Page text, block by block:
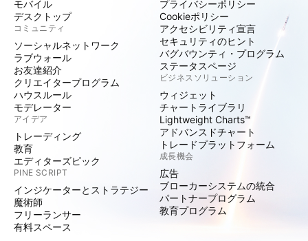
モバイル
デスクトップ
コミュニティ
ソーシャルネットワーク
ラブウォール
お友達紹介
クリエイタープログラム
ハウスルール
モデレーター
アイデア
トレーディング
教育
エディターズピック
PINE SCRIPT
インジケーターとストラテジー
魔術師
フリーランサー
有料スペース
プライバシーポリシー
Cookieポリシー
アクセシビリティ宣言
セキュリティのヒント
バグバウンティ・プログラム
ステータスページ
ビジネスソリューション
ウィジェット
チャートライブラリ
Lightweight Charts™
アドバンスドチャート
トレードプラットフォーム
成長機会
広告
ブローカーシステムの統合
パートナープログラム
教育プログラム